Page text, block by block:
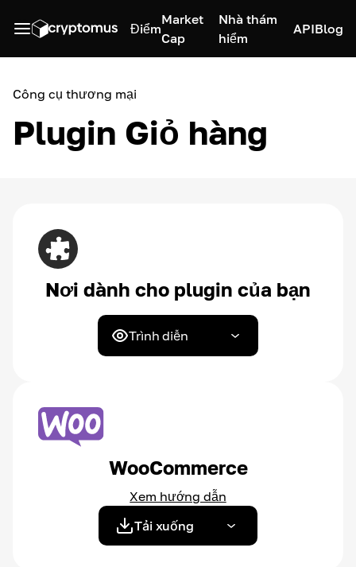
Điểm
Market
Cap
Nhà thám
hiểm
APIBlog
Công cụ thương mại
Plugin Giỏ hàng
Nơi dành cho plugin của bạn
Trình diễn
WooCommerce
Xem hướng dẫn
Tải xuống